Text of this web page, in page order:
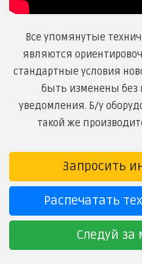
Все упомянутые
являются
стандартные условия
быть изменены без
уведомления. Б/у
такой же
Запросить
Распечатать
Следуй